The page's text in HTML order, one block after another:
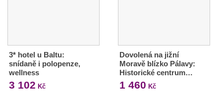
3* hotel u Baltu:
snídaně i polopenze,
wellness
3 102 Kč
Dovolená na jižní
Moravě blízko Pálavy:
Historické centrum…
1 460 Kč